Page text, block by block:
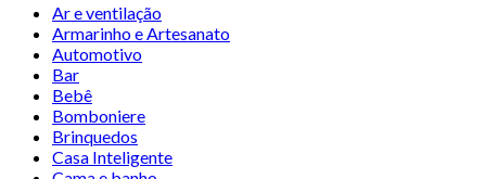
Ar e ventilação
Armarinho e Artesanato
Automotivo
Bar
Bebê
Bomboniere
Brinquedos
Casa Inteligente